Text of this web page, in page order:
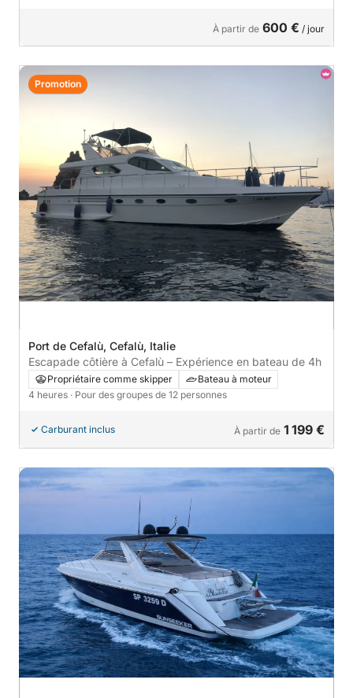
À partir de 600 € / jour
Port de Cefalù, Cefalù, Italie
Escapade côtière à Cefalù – Expérience en bateau de 4h
Propriétaire comme skipper
Bateau à moteur
4 heures · Pour des groupes de 12 personnes
Carburant inclus À partir de 1 199 €
Promotion